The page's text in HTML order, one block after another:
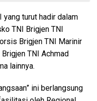
yang turut hadir dalam
TNI Brigjen TNI
Brigjen TNI Marinir
TNI Achmad
lainnya.
ini berlangsung